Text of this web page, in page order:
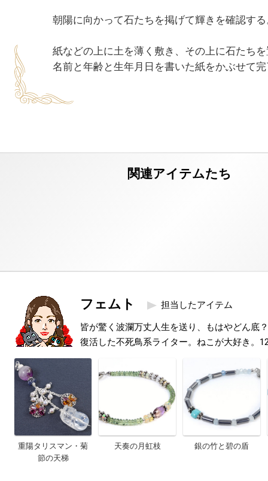
朝陽に向かって石たちを掲げて輝きを確認する
紙などの上に土を薄く敷き、その上に石たち
フェムト 担当したアイテム
皆が驚く波瀾万丈人生を送り、もはやどん底
復活した不死鳥系ライター。ねこが大好き。
重陽タリスマン・菊
節の天梯
天奏の月虹枝 銀の竹と碧の盾